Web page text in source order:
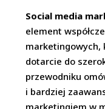
Social media
element
marketingowych,
dotarcie do
przewodniku
i bardziej
marketingiem w